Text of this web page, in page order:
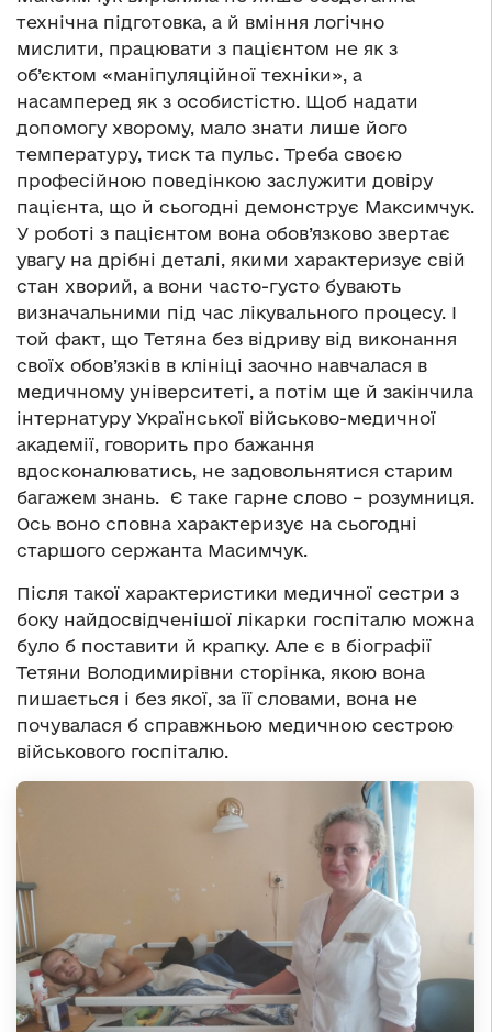
технічна підготовка, а й вміння логічно
мислити, працювати з пацієнтом не як з
об’єктом «маніпуляційної техніки», а
насамперед як з особистістю. Щоб надати
допомогу хворому, мало знати лише його
температуру, тиск та пульс. Треба своєю
професійною поведінкою заслужити довіру
пацієнта, що й сьогодні демонструє Максимчук.
У роботі з пацієнтом вона обов’язково звертає
увагу на дрібні деталі, якими характеризує свій
стан хворий, а вони часто-густо бувають
визначальними під час лікувального процесу. І
той факт, що Тетяна без відриву від виконання
своїх обов’язків в клініці заочно навчалася в
медичному університеті, а потім ще й закінчила
інтернатуру Української військово-медичної
академії, говорить про бажання
вдосконалюватись, не задовольнятися старим
багажем знань. Є таке гарне слово – розумниця.
Ось воно сповна характеризує на сьогодні
старшого сержанта Масимчук.
Після такої характеристики медичної сестри з
боку найдосвідченішої лікарки госпіталю можна
було б поставити й крапку. Але є в біографії
Тетяни Володимирівни сторінка, якою вона
пишається і без якої, за її словами, вона не
почувалася б справжньою медичною сестрою
військового госпіталю.